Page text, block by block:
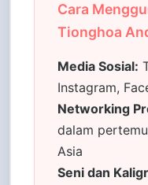
Cara
Tionghoa
Media Sosial:
Instagram,
Networking
dalam
Asia
Seni dan